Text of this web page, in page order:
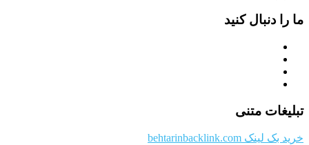
ما را دنبال کنید
تبلیغات متنی
خرید بک لینک behtarinbacklink.com